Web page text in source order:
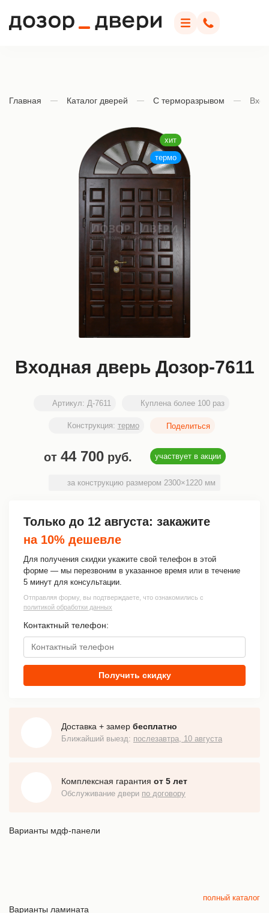
Дозор Двери
МенюПозвонить
Главная Каталог дверей С терморазрывом
Входная дверь Дозор-7611
Артикул: Д-7611 Куплена более 100 раз
Конструкция: термо
от 44 700руб. участвует в акции
за конструкцию размером 2300×1220 мм
Только до 12 августа: закажите
на 10% дешевле
Для получения скидки укажите свой телефон в этой
форме — мы перезвоним в указанное время или в течение
5 минут для консультации.
Отправляя форму, вы подтверждаете, что ознакомились с
политикой обработки данных
Контактный телефон:
Получить скидку
Доставка + замер бесплатно
Ближайший выезд: послезавтра, 10 августа
Комплексная гарантия от 5 лет
Обслуживание двери по договору
Варианты мдф-панели
полный каталог
Варианты ламината